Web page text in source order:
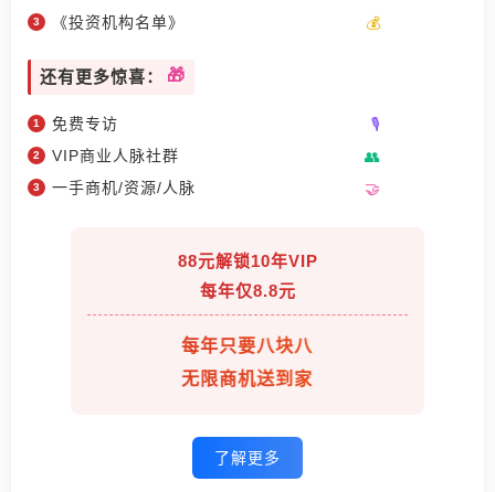
《投资机构名单》
还有更多惊喜：
免费专访
VIP商业人脉社群
一手商机/资源/人脉
88元解锁10年VIP
每年仅8.8元
每年只要八块八
无限商机送到家
了解更多